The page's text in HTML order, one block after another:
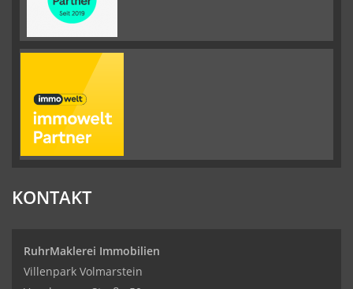
KONTAKT
RuhrMaklerei Immobilien
Villenpark Volmarstein